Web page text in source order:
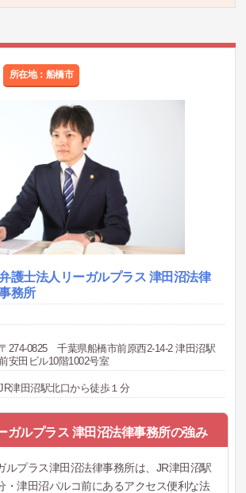
所在地：船橋市
護士法人リーガルプラス 津田沼法律
務所
274-0825 千葉県船橋市前原西2-14-2 津田沼駅
安田ビル10階1002号室
津田沼駅北口から徒歩１分
ガルプラス 津田沼法律事務所の強み
ルプラス津田沼法律事務所は、JR津田沼駅
・津田沼パルコ前にあるアクセス便利な法